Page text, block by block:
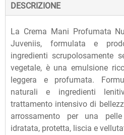
DESCRIZIONE
La Crema Mani Profumata
Juveniis, formulata e
ingredienti scrupolosamente
vegetale, è una emulsione
leggera e profumata.
naturali e ingredienti
trattamento intensivo di
arrossamento per una
idratata, protetta, liscia e